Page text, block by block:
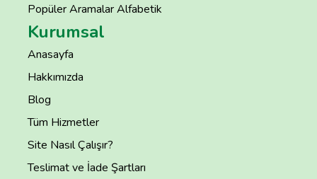
Popüler Aramalar Alfabetik
Kurumsal
Anasayfa
Hakkımızda
Blog
Tüm Hizmetler
Site Nasıl Çalışır?
Teslimat ve İade Şartları